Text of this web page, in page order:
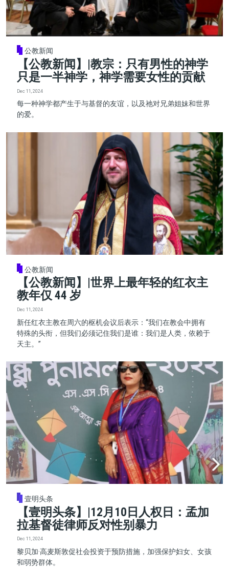
公教新闻
【公教新闻】|教宗：只有男性的神学
只是一半神学，神学需要女性的贡献
Dec 11, 2024
每一种神学都产生于与基督的友谊，以及祂对兄弟姐妹和世界
的爱。
公教新闻
【公教新闻】|世界上最年轻的红衣主
教年仅 44 岁
Dec 11, 2024
新任红衣主教在周六的枢机会议后表示：“我们在教会中拥有
特殊的头衔，但我们必须记住我们是谁：我们是人类，依赖于
天主。”
壹明头条
【壹明头条】|12月10日人权日：孟加
拉基督徒律师反对性别暴力
Dec 11, 2024
黎贝加·高麦斯敦促社会投资于预防措施，加强保护妇女、女孩
和弱势群体。